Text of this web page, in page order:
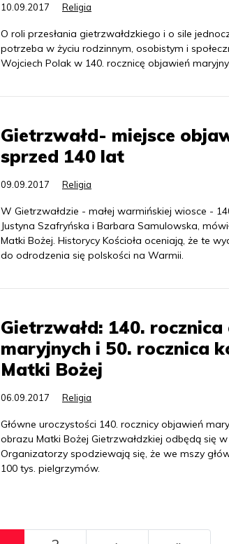
10.09.2017 Religia
O roli przesłania gietrzwałdzkiego i o sile
potrzeba w życiu rodzinnym, osobistym i
Wojciech Polak w 140. rocznicę objawień
Gietrzwałd- miejsce
sprzed 140 lat
09.09.2017 Religia
W Gietrzwałdzie - małej warmińskiej wiosce -
Justyna Szafryńska i Barbara Samulowska,
Matki Bożej. Historycy Kościoła oceniają, że te
do odrodzenia się polskości na Warmii.
Gietrzwałd: 140.
maryjnych i 50. rocznica
Matki Bożej
06.09.2017 Religia
Główne uroczystości 140. rocznicy objawień
obrazu Matki Bożej Gietrzwałdzkiej odbędą się
Organizatorzy spodziewają się, że we mszy
100 tys. pielgrzymów.